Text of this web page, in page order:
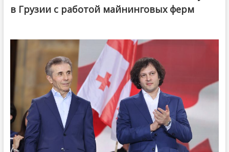
в Грузии с работой майнинговых ферм